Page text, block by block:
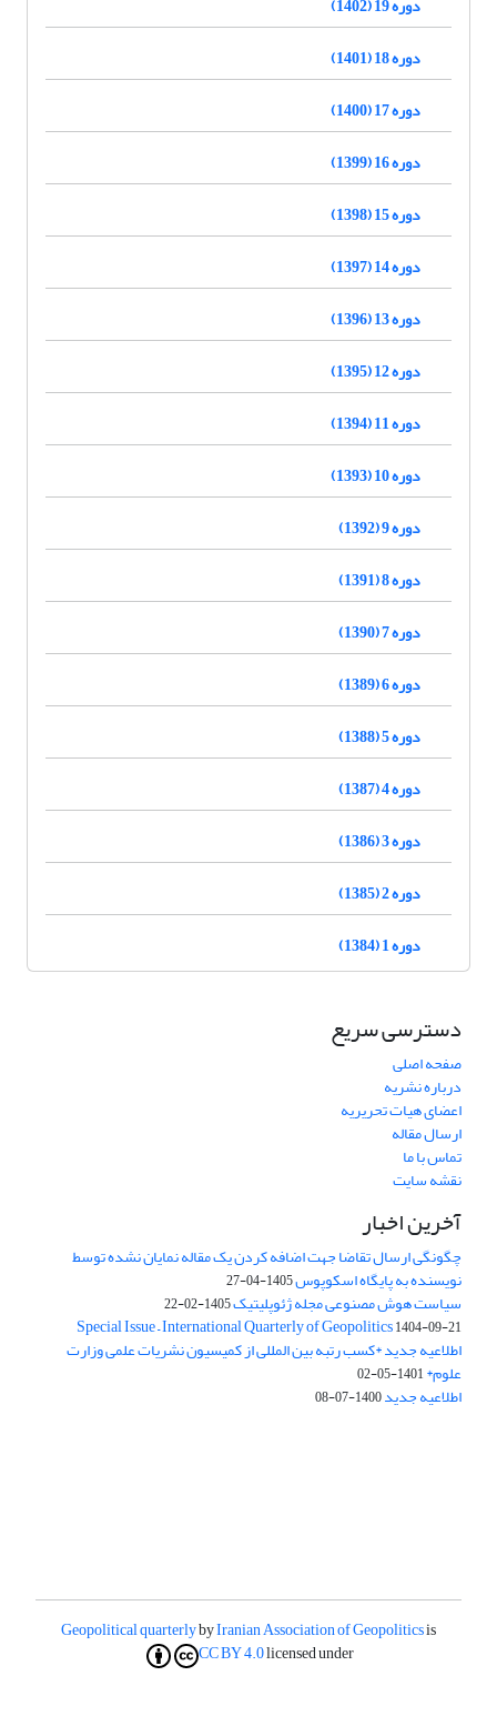
دوره 18 (1401)
دوره 17 (1400)
دوره 16 (1399)
دوره 15 (1398)
دوره 14 (1397)
دوره 13 (1396)
دوره 12 (1395)
دوره 11 (1394)
دوره 10 (1393)
دوره 9 (1392)
دوره 8 (1391)
دوره 7 (1390)
دوره 6 (1389)
دوره 5 (1388)
دوره 4 (1387)
دوره 3 (1386)
دوره 2 (1385)
دوره 1 (1384)
دسترسی سریع
صفحه اصلی
درباره نشریه
اعضای هیات تحریریه
ارسال مقاله
تماس با ما
نقشه سایت
آخرین اخبار
چگونگی ارسال تقاضا جهت اضافه کردن یک مقاله نمایان نشده توسط
نویسنده به پایگاه اسکوپوس1405-04-27
سیاست هوش مصنوعی مجله ژئوپلیتیک1405-02-22
Special Issue – International Quarterly of Geopolitics1404-09-21
اطلاعیه جدید *کسب رتبه بین المللی از کمیسیون نشریات علمی وزارت
علوم*1401-05-02
اطلاعیه جدید1400-07-08
Geopolitical quarterlybyIranian Association of Geopoliticsis
licensed under
CC BY 4.0